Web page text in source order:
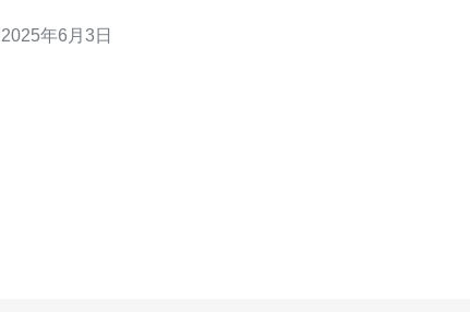
的主要优势在于其高性能网络连接。CN2线路是中国电信
2025年6月3日